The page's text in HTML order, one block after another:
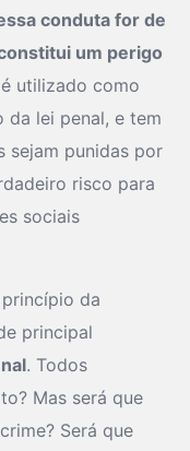
conduta for de
um perigo
utilizado como
da lei penal, e tem
sejam punidas por
risco para
sociais
da
principal
. Todos
Mas será que
Será que